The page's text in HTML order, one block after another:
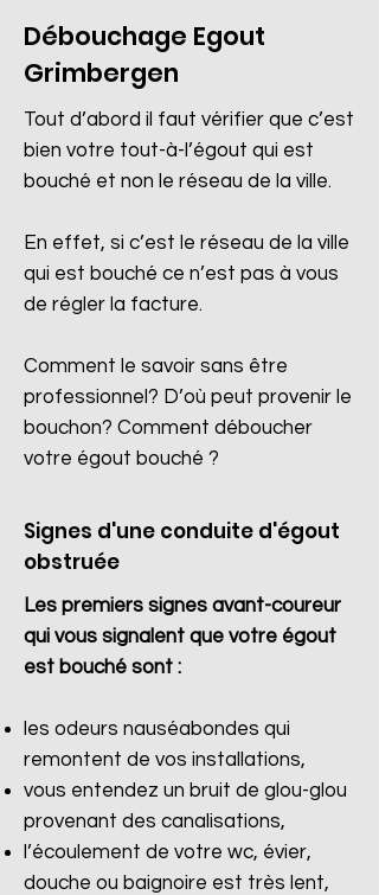
Débouchage Egout
Grimbergen
Tout d’abord il faut vérifier que c’est
bien votre tout-à-l’égout qui est
bouché et non le réseau de la ville.
En effet, si c’est le réseau de la ville
qui est bouché ce n’est pas à vous
de régler la facture.
Comment le savoir sans être
professionnel? D’où peut provenir le
bouchon? Comment déboucher
votre égout bouché ?
Signes d'une conduite d'égout
obstruée
Les premiers signes avant-coureur
qui vous signalent que votre égout
est bouché sont :
les odeurs nauséabondes qui
remontent de vos installations,
vous entendez un bruit de glou-glou
provenant des canalisations,
l’écoulement de votre wc, évier,
douche ou baignoire est très lent,